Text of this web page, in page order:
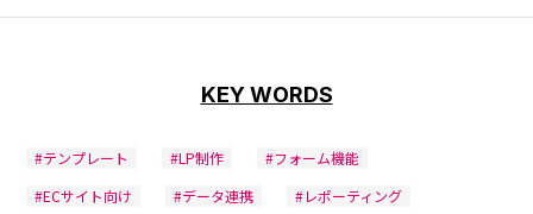
KEY WORDS
#テンプレート #LP制作
#フォーム機能
#ECサイト向け
#データ連携
#レポーティング